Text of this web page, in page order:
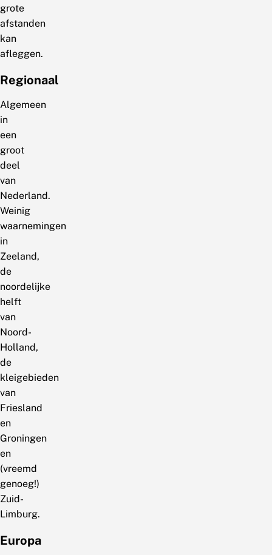
grote
afstanden
kan
afleggen.
Regionaal
Algemeen
in
een
groot
deel
van
Nederland.
Weinig
waarnemingen
in
Zeeland,
de
noordelijke
helft
van
Noord-
Holland,
de
kleigebieden
van
Friesland
en
Groningen
en
(vreemd
genoeg!)
Zuid-
Limburg.
Europa